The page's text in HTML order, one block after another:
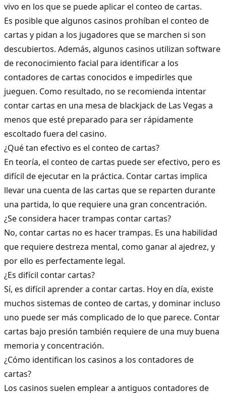
vivo en los que se puede aplicar el conteo de cartas.
Es posible que algunos casinos prohíban el conteo de
cartas y pidan a los jugadores que se marchen si son
descubiertos. Además, algunos casinos utilizan software
de reconocimiento facial para identificar a los
contadores de cartas conocidos e impedirles que
jueguen. Como resultado, no se recomienda intentar
contar cartas en una mesa de blackjack de Las Vegas a
menos que esté preparado para ser rápidamente
escoltado fuera del casino.
¿Qué tan efectivo es el conteo de cartas?
En teoría, el conteo de cartas puede ser efectivo, pero es
difícil de ejecutar en la práctica. Contar cartas implica
llevar una cuenta de las cartas que se reparten durante
una partida, lo que requiere una gran concentración.
¿Se considera hacer trampas contar cartas?
No, contar cartas no es hacer trampas. Es una habilidad
que requiere destreza mental, como ganar al ajedrez, y
por ello es perfectamente legal.
¿Es difícil contar cartas?
Sí, es difícil aprender a contar cartas. Hoy en día, existe
muchos sistemas de conteo de cartas, y dominar incluso
uno puede ser más complicado de lo que parece. Contar
cartas bajo presión también requiere de una muy buena
memoria y concentración.
¿Cómo identifican los casinos a los contadores de
cartas?
Los casinos suelen emplear a antiguos contadores de